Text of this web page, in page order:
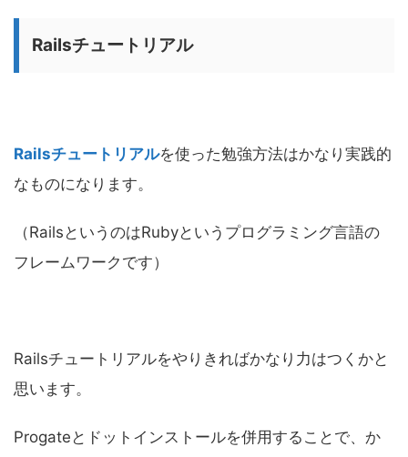
Railsチュートリアル
Railsチュートリアルを使った勉強方法はかなり実践的
なものになります。
（RailsというのはRubyというプログラミング言語の
フレームワークです）
Railsチュートリアルをやりきればかなり力はつくかと
思います。
Progateとドットインストールを併用することで、か